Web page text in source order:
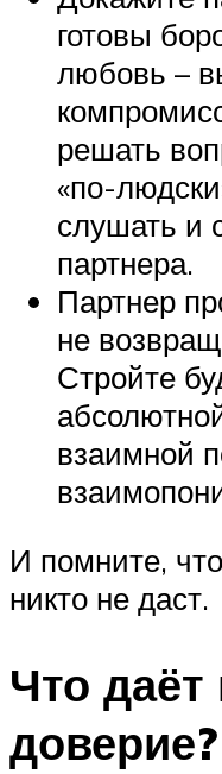
готовы
любовь –
решать
«по-
слушать и
партнера.
Партнер
не
Стройте
взаимной
И помните,
никто не даст.
Что даёт
доверие?